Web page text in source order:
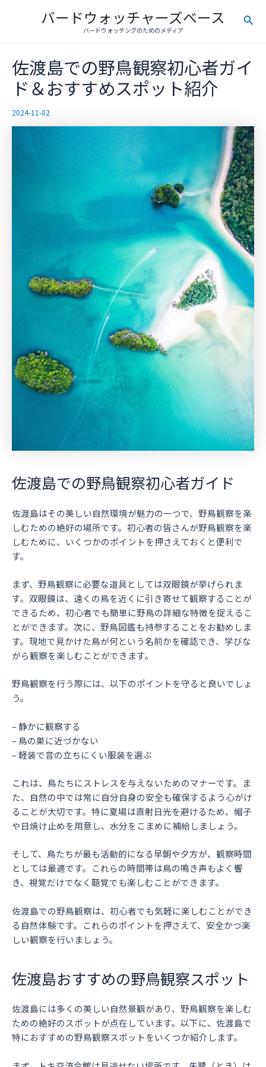
バードウォッチャーズベース
バードウォッチングのためのメディア
検
佐渡島での野鳥観察初心者ガイ
ド＆おすすめスポット紹介
2024-11-02
佐渡島での野鳥観察初心者ガイド
佐渡島はその美しい自然環境が魅力の一つで、野鳥観察を楽
しむための絶好の場所です。初心者の皆さんが野鳥観察を楽
しむために、いくつかのポイントを押さえておくと便利で
す。
まず、野鳥観察に必要な道具としては双眼鏡が挙げられま
す。双眼鏡は、遠くの鳥を近くに引き寄せて観察することが
できるため、初心者でも簡単に野鳥の詳細な特徴を捉えるこ
とができます。次に、野鳥図鑑も持参することをお勧めしま
す。現地で見かけた鳥が何という名前かを確認でき、学びな
がら観察を楽しむことができます。
野鳥観察を行う際には、以下のポイントを守ると良いでしょ
う。
– 静かに観察する
– 鳥の巣に近づかない
– 軽装で音の立ちにくい服装を選ぶ
これは、鳥たちにストレスを与えないためのマナーです。ま
た、自然の中では常に自分自身の安全も確保するよう心がけ
ることが大切です。特に夏場は直射日光を避けるため、帽子
や日焼け止めを用意し、水分をこまめに補給しましょう。
そして、鳥たちが最も活動的になる早朝や夕方が、観察時間
としては最適です。これらの時間帯は鳥の鳴き声もよく響
き、視覚だけでなく聴覚でも楽しむことができます。
佐渡島での野鳥観察は、初心者でも気軽に楽しむことができ
る自然体験です。これらのポイントを押さえて、安全かつ楽
しい観察を行いましょう。
佐渡島おすすめの野鳥観察スポット
佐渡島には多くの美しい自然景観があり、野鳥観察を楽しむ
ための絶好のスポットが点在しています。以下に、佐渡島で
特におすすめの野鳥観察スポットをいくつか紹介します。